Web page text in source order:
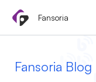
contenido
Fansoria
Fansoria Blog